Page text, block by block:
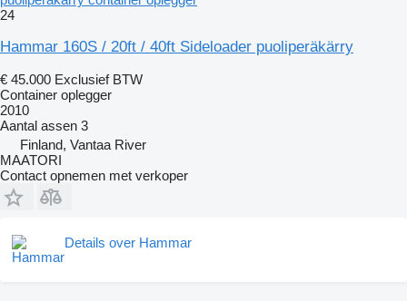
24
Hammar 160S / 20ft / 40ft Sideloader puoliperäkärry
€ 45.000 Exclusief BTW
Container oplegger
2010
Aantal assen 3
Finland, Vantaa River
MAATORI
Contact opnemen met verkoper
Details over Hammar